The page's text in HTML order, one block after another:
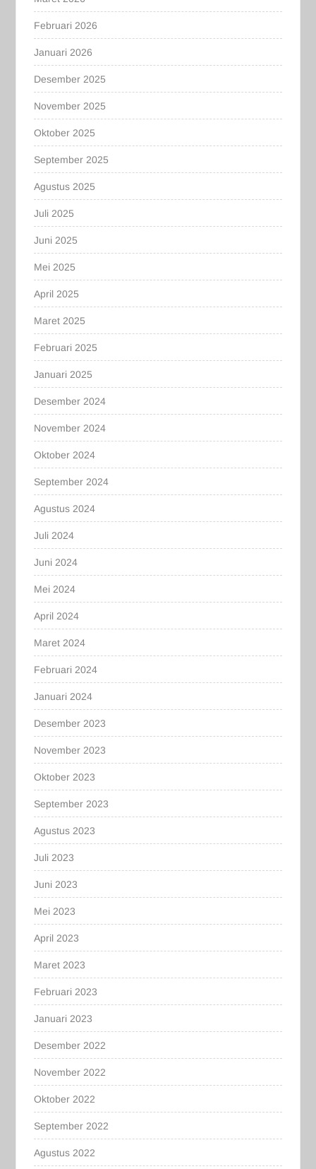
Februari 2026
Januari 2026
Desember 2025
November 2025
Oktober 2025
September 2025
Agustus 2025
Juli 2025
Juni 2025
Mei 2025
April 2025
Maret 2025
Februari 2025
Januari 2025
Desember 2024
November 2024
Oktober 2024
September 2024
Agustus 2024
Juli 2024
Juni 2024
Mei 2024
April 2024
Maret 2024
Februari 2024
Januari 2024
Desember 2023
November 2023
Oktober 2023
September 2023
Agustus 2023
Juli 2023
Juni 2023
Mei 2023
April 2023
Maret 2023
Februari 2023
Januari 2023
Desember 2022
November 2022
Oktober 2022
September 2022
Agustus 2022